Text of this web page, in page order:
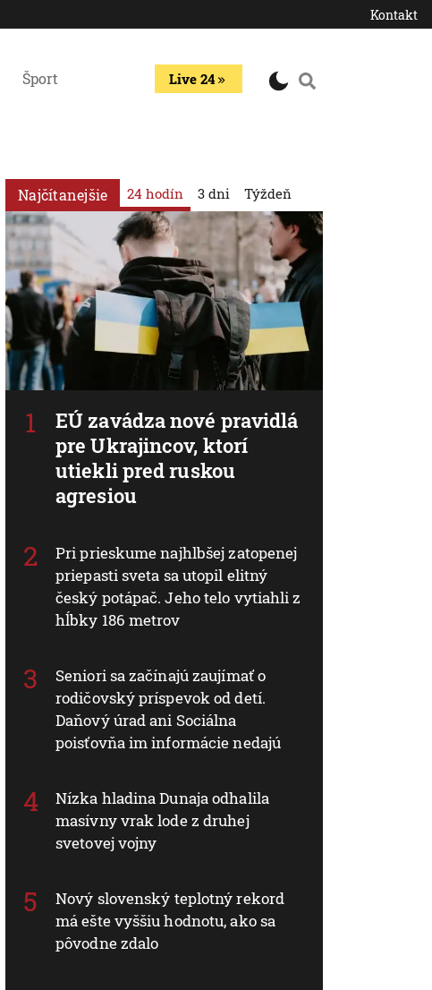
Kontakt
Šport Live 24
Najčítanejšie 24 hodín
EÚ zavádza nové pravidlá
pre Ukrajincov, ktorí
utiekli pred ruskou
agresiou
Pri prieskume najhlbšej zatopenej
priepasti sveta sa utopil elitný
český potápač. Jeho telo vytiahli z
hĺbky 186 metrov
Seniori sa začínajú zaujímať o
rodičovský príspevok od detí.
Daňový úrad ani Sociálna
poisťovňa im informácie nedajú
Nízka hladina Dunaja odhalila
masívny vrak lode z druhej
svetovej vojny
Nový slovenský teplotný rekord
má ešte vyššiu hodnotu, ako sa
pôvodne zdalo
3 dni Týždeň